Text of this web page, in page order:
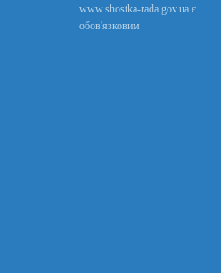
www.shostka-rada.gov.ua є
обов'язковим